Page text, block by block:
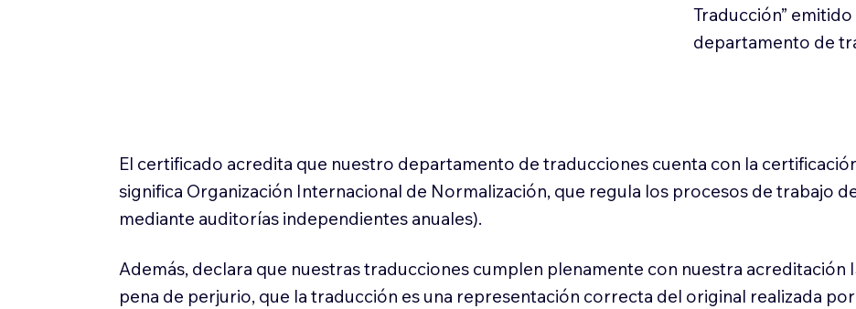
Traducción”
departamento de
El certificado acredita que nuestro departamento de traducciones cuenta con la
significa Organización Internacional de Normalización, que regula los procesos de trabajo
mediante auditorías independientes anuales).
Además, declara que nuestras traducciones cumplen plenamente con nuestra acreditación
pena de perjurio, que la traducción es una representación correcta del original realizada